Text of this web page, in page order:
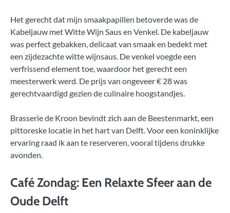
Het gerecht dat mijn smaakpapillen betoverde was de
Kabeljauw met Witte Wijn Saus en Venkel. De kabeljauw
was perfect gebakken, delicaat van smaak en bedekt met
een zijdezachte witte wijnsaus. De venkel voegde een
verfrissend element toe, waardoor het gerecht een
meesterwerk werd. De prijs van ongeveer € 28 was
gerechtvaardigd gezien de culinaire hoogstandjes.
Brasserie de Kroon bevindt zich aan de Beestenmarkt, een
pittoreske locatie in het hart van Delft. Voor een koninklijke
ervaring raad ik aan te reserveren, vooral tijdens drukke
avonden.
Café Zondag: Een Relaxte Sfeer aan de
Oude Delft